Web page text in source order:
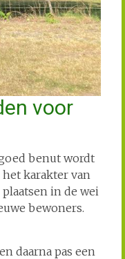
voor
benut wordt
karakter van
in de wei
bewoners.
daarna pas een